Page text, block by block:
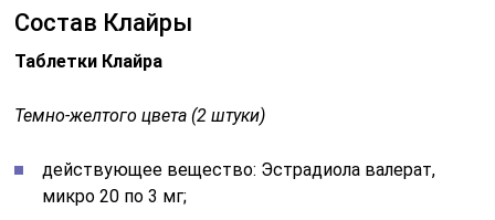
Состав Клайры
Таблетки Клайра
Темно-желтого цвета (2 штуки)
действующее вещество: Эстрадиола валерат,
микро 20 по 3 мг;